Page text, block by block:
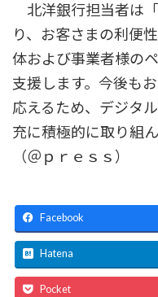
北洋銀行担当者は
り、お客さまの利便
体および事業者様の
支援します。今後も
応えるため、デジタ
充に積極的に取り組
（＠ｐｒｅｓｓ）
Facebook
Hatena
Pocket